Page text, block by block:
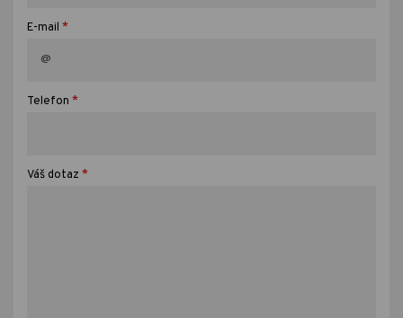
E-mail *
Telefon *
Váš dotaz *